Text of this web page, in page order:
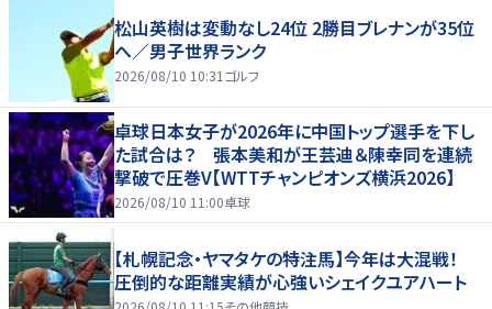
松山英樹は変動なし24位 2勝目ブレナンが35位
へ／男子世界ランク
2026/08/10 10:31 ゴルフ
卓球日本女子が2026年に中国トップ選手を下し
た試合は？ 張本美和が王芸迪＆陳幸同を連続
撃破で圧巻V【WTTチャンピオンズ横浜2026】
2026/08/10 11:00卓球
【札幌記念・ヤマタケの特注馬】今年は大混戦！
圧倒的な距離実績が心強いシェイクユアハート